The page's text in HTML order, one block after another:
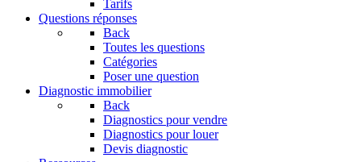
Tarifs
Questions réponses
Back
Toutes les questions
Catégories
Poser une question
Diagnostic immobilier
Back
Diagnostics pour vendre
Diagnostics pour louer
Devis diagnostic